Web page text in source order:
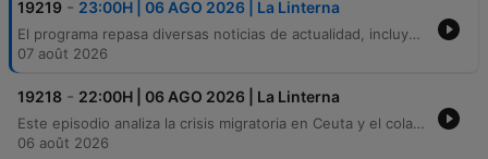
19219 - 23:00H | 06 AGO 2026 | La Linterna
El programa repasa diversas noticias de actualidad, incluyendo la crisis de menores no acompañados en Ceuta y las negociaciones diplomáticas entre Marruecos y España. También aborda temas internacionales como los avances en la paz entre Israel y Líbano, así como reportajes locales sobre el uso de móviles en niños y la recuperación de un kiosco histórico en Zamora. Asimismo, se analiza la saturación de los juzgados de violencia de género, la toma de posesión del nuevo presidente en Colombia y curiosidades deportivas sobre esquiadores profesionales.
07 août 2026
19218 - 22:00H | 06 AGO 2026 | La Linterna
Este episodio analiza la crisis migratoria en Ceuta y el colapso de los centros de acogida, subrayando la falta de recursos para atender a miles de menores. Se debate sobre la gestión del Gobierno ante las tensiones con Marruecos y la necesidad de una distribución solidaria entre las comunidades autónomas. Asimismo, se aborda la crisis institucional en España, el debilitamiento de la figura del Rey y los riesgos para la soberanía en Ceuta y Melilla. El debate incluye una crítica a la influencia de lobbies extranjeros y la postura de Europa frente a la gestión de las fronteras.
06 août 2026